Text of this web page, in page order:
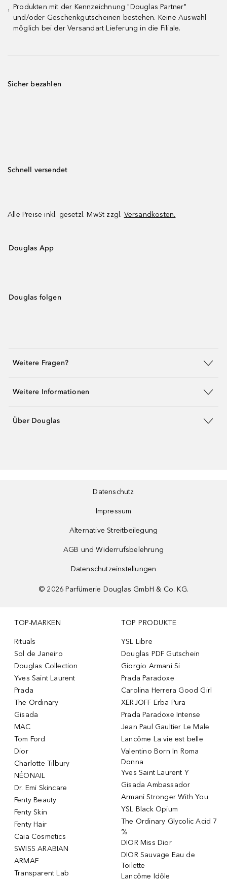
¹
Produkten mit der Kennzeichnung "Douglas Partner"
und/oder Geschenkgutscheinen bestehen. Keine Auswahl
möglich bei der Versandart Lieferung in die Filiale.
Sicher bezahlen
Schnell versendet
Alle Preise inkl. gesetzl. MwSt zzgl. Versandkosten.
Douglas App
Douglas folgen
Weitere Fragen?
Weitere Informationen
Über Douglas
Datenschutz
Impressum
Alternative Streitbeilegung
AGB und Widerrufsbelehrung
Datenschutzeinstellungen
© 2026 Parfümerie Douglas GmbH & Co. KG.
TOP-MARKEN
Rituals
Sol de Janeiro
Douglas Collection
Yves Saint Laurent
Prada
The Ordinary
Gisada
MAC
Tom Ford
Dior
Charlotte Tilbury
NÉONAIL
Dr. Emi Skincare
Fenty Beauty
Fenty Skin
Fenty Hair
Caia Cosmetics
SWISS ARABIAN
ARMAF
Transparent Lab
TOP PRODUKTE
YSL Libre
Douglas PDF Gutschein
Giorgio Armani Si
Prada Paradoxe
Carolina Herrera Good Girl
XERJOFF Erba Pura
Prada Paradoxe Intense
Jean Paul Gaultier Le Male
Lancôme La vie est belle
Valentino Born In Roma
Donna
Yves Saint Laurent Y
Gisada Ambassador
Armani Stronger With You
YSL Black Opium
The Ordinary Glycolic Acid 7
%
DIOR Miss Dior
DIOR Sauvage Eau de
Toilette
Lancôme Idôle